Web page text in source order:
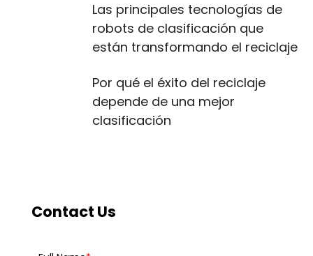
Las principales tecnologías de
robots de clasificación que
están transformando el reciclaje
Por qué el éxito del reciclaje
depende de una mejor
clasificación